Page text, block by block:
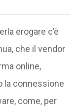
erogare c’è
che il vendor
online,
la connessione
come, per